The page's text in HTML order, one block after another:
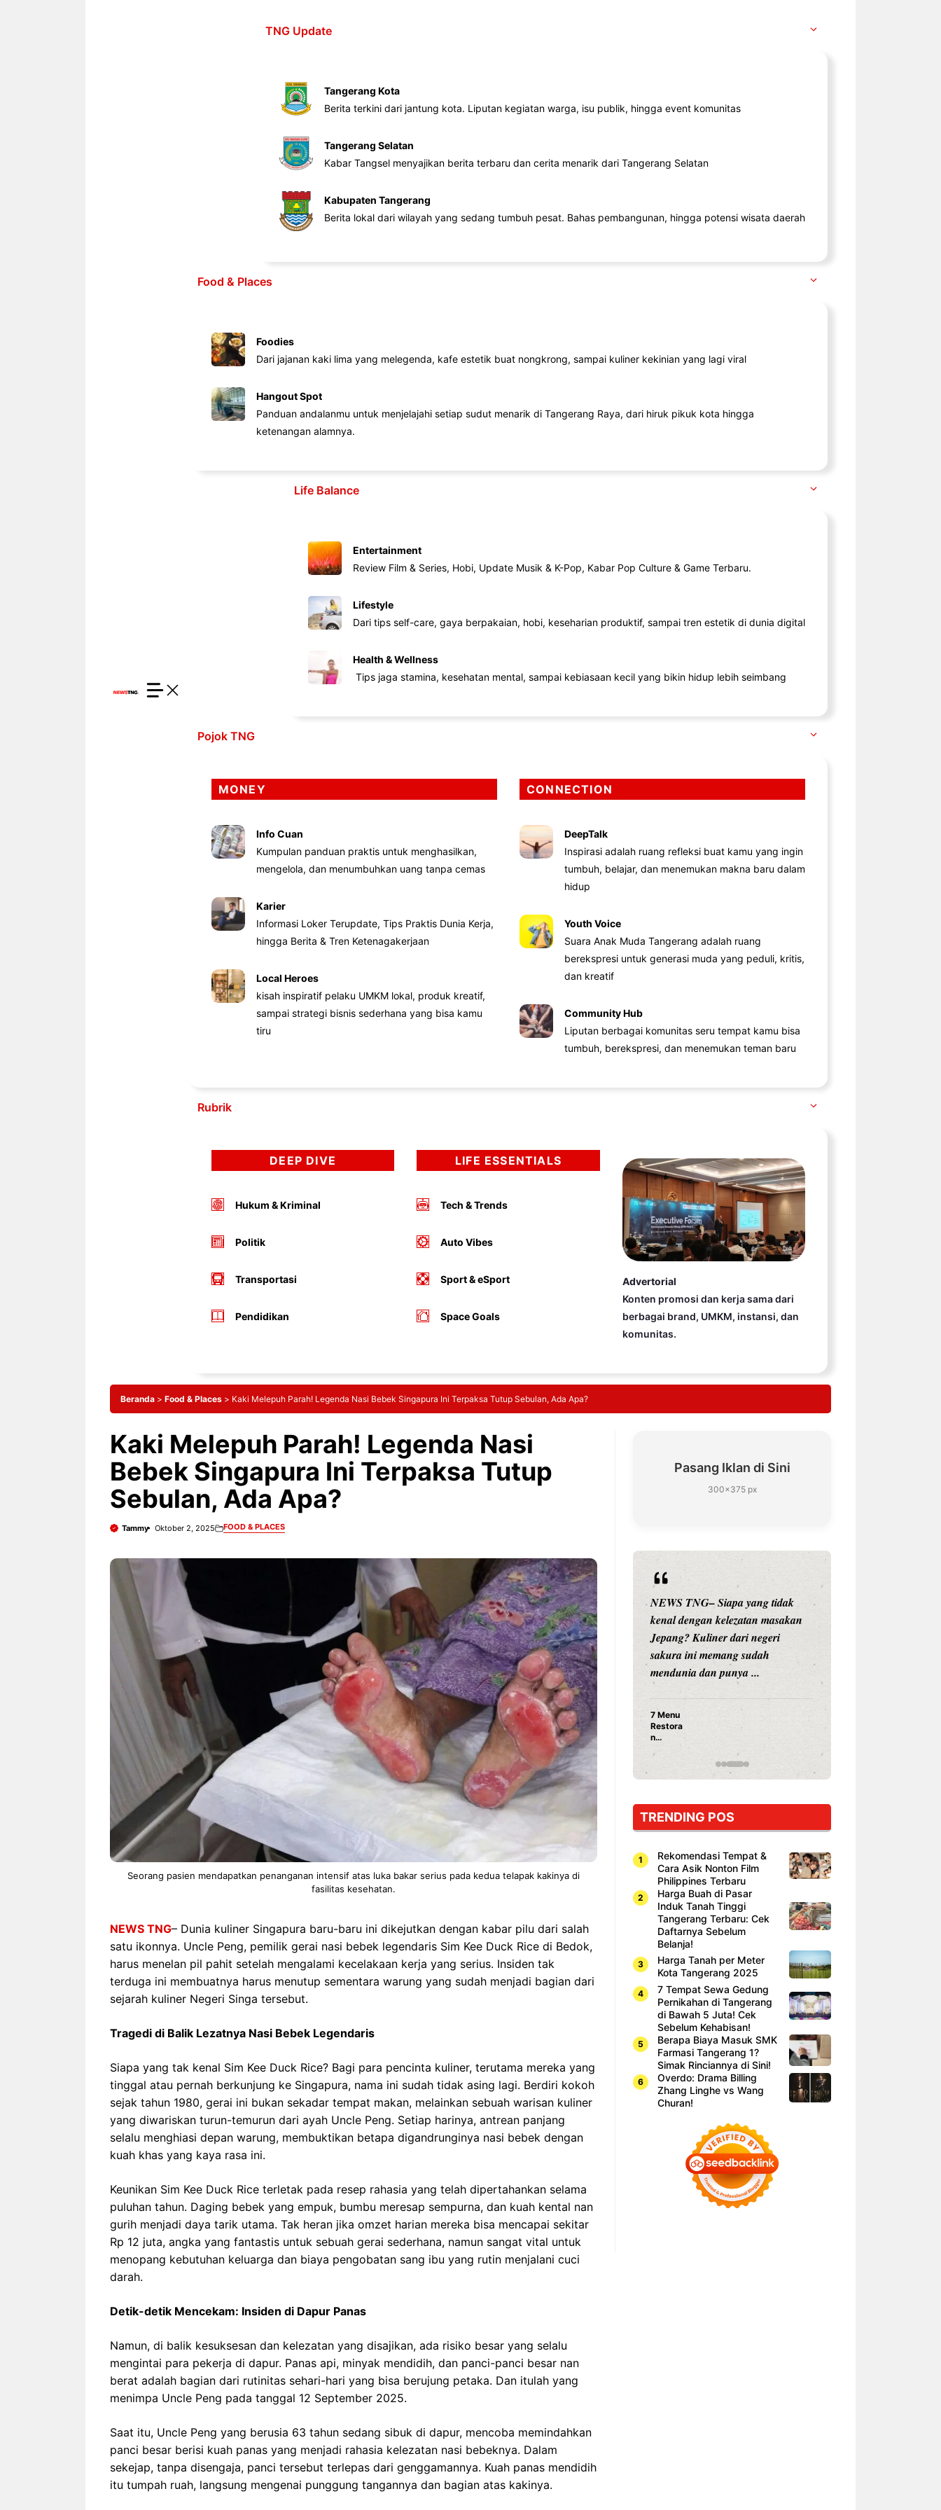
TNG Update
Tangerang Kota
Berita terkini dari jantung kota. Liputan kegiatan warga, isu publik, hingga event komunitas
Tangerang Selatan
Kabar Tangsel menyajikan berita terbaru dan cerita menarik dari Tangerang Selatan
Kabupaten Tangerang
Berita lokal dari wilayah yang sedang tumbuh pesat. Bahas pembangunan, hingga potensi wisata daerah
Food & Places
Foodies
Dari jajanan kaki lima yang melegenda, kafe estetik buat nongkrong, sampai kuliner kekinian yang lagi viral
Hangout Spot
Panduan andalanmu untuk menjelajahi setiap sudut menarik di Tangerang Raya, dari hiruk pikuk kota hingga
ketenangan alamnya.
Life Balance
Entertainment
Review Film & Series, Hobi, Update Musik & K-Pop, Kabar Pop Culture & Game Terbaru.
Lifestyle
Dari tips self-care, gaya berpakaian, hobi, keseharian produktif, sampai tren estetik di dunia digital
Health & Wellness
Tips jaga stamina, kesehatan mental, sampai kebiasaan kecil yang bikin hidup lebih seimbang
Pojok TNG
MONEY
Info Cuan
Kumpulan panduan praktis untuk menghasilkan,
mengelola, dan menumbuhkan uang tanpa cemas
Karier
Informasi Loker Terupdate, Tips Praktis Dunia Kerja,
hingga Berita & Tren Ketenagakerjaan
Local Heroes
kisah inspiratif pelaku UMKM lokal, produk kreatif,
sampai strategi bisnis sederhana yang bisa kamu
tiru
CONNECTION
DeepTalk
Inspirasi adalah ruang refleksi buat kamu yang ingin
tumbuh, belajar, dan menemukan makna baru dalam
hidup
Youth Voice
Suara Anak Muda Tangerang adalah ruang
berekspresi untuk generasi muda yang peduli, kritis,
dan kreatif
Community Hub
Liputan berbagai komunitas seru tempat kamu bisa
tumbuh, berekspresi, dan menemukan teman baru
Rubrik
DEEP DIVE
Hukum & Kriminal
Politik
Transportasi
Pendidikan
LIFE ESSENTIALS
Tech & Trends
Auto Vibes
Sport & eSport
Space Goals
Advertorial
Konten promosi dan kerja sama dari
berbagai brand, UMKM, instansi, dan
komunitas.
Beranda > Food & Places > Kaki Melepuh Parah! Legenda Nasi Bebek Singapura Ini Terpaksa Tutup Sebulan, Ada Apa?
Kaki Melepuh Parah! Legenda Nasi
Bebek Singapura Ini Terpaksa Tutup
Sebulan, Ada Apa?
Tammy Oktober 2, 2025 FOOD & PLACES
Seorang pasien mendapatkan penanganan intensif atas luka bakar serius pada kedua telapak kakinya di
fasilitas kesehatan.
NEWS TNG– Dunia kuliner Singapura baru-baru ini dikejutkan dengan kabar pilu dari salah
satu ikonnya. Uncle Peng, pemilik gerai nasi bebek legendaris Sim Kee Duck Rice di Bedok,
harus menelan pil pahit setelah mengalami kecelakaan kerja yang serius. Insiden tak
terduga ini membuatnya harus menutup sementara warung yang sudah menjadi bagian dari
sejarah kuliner Negeri Singa tersebut.
Tragedi di Balik Lezatnya Nasi Bebek Legendaris
Siapa yang tak kenal Sim Kee Duck Rice? Bagi para pencinta kuliner, terutama mereka yang
tinggal atau pernah berkunjung ke Singapura, nama ini sudah tidak asing lagi. Berdiri kokoh
sejak tahun 1980, gerai ini bukan sekadar tempat makan, melainkan sebuah warisan kuliner
yang diwariskan turun-temurun dari ayah Uncle Peng. Setiap harinya, antrean panjang
selalu menghiasi depan warung, membuktikan betapa digandrunginya nasi bebek dengan
kuah khas yang kaya rasa ini.
Keunikan Sim Kee Duck Rice terletak pada resep rahasia yang telah dipertahankan selama
puluhan tahun. Daging bebek yang empuk, bumbu meresap sempurna, dan kuah kental nan
gurih menjadi daya tarik utama. Tak heran jika omzet harian mereka bisa mencapai sekitar
Rp 12 juta, angka yang fantastis untuk sebuah gerai sederhana, namun sangat vital untuk
menopang kebutuhan keluarga dan biaya pengobatan sang ibu yang rutin menjalani cuci
darah.
Detik-detik Mencekam: Insiden di Dapur Panas
Namun, di balik kesuksesan dan kelezatan yang disajikan, ada risiko besar yang selalu
mengintai para pekerja di dapur. Panas api, minyak mendidih, dan panci-panci besar nan
berat adalah bagian dari rutinitas sehari-hari yang bisa berujung petaka. Dan itulah yang
menimpa Uncle Peng pada tanggal 12 September 2025.
Saat itu, Uncle Peng yang berusia 63 tahun sedang sibuk di dapur, mencoba memindahkan
panci besar berisi kuah panas yang menjadi rahasia kelezatan nasi bebeknya. Dalam
sekejap, tanpa disengaja, panci tersebut terlepas dari genggamannya. Kuah panas mendidih
itu tumpah ruah, langsung mengenai punggung tangannya dan bagian atas kakinya.
Pasang Iklan di Sini
300×375 px
NEWS TNG– Siapa sangka, dua
nama besar di dunia hiburan,
Nunung Srimulat dan Vicky
Prasetyo, kini merambah dunia
Nunung Srimulat & Vicky
Prasetyo Buka Restoran
15 Ribu, Resep Rahasia
NEWS TNG– Bandung –
Menyambut pergantian tahun
2026, restoran all you can eat
Kakkoii All You Can Eat Bandung
Sambut 2026, Kakkoii
Bandung Hadirkan Pesta All
You Can Eat Mulai Rp
145.000
NEWS TNG– Pernah gak sih
kamu mulai ngerjain sesuatu cuma
buat iseng-iseng, eh ternyata malah
jadi peluang bisnis yang
menguntungkan? ...
Dari Iseng Jadi Cuan: Kisah
TUM_ATUL yang Ubah
Hampers Jadi Bisnis Kece
NEWS TNG– Siapa yang tidak
kenal dengan kelezatan masakan
Jepang? Kuliner dari negeri
sakura ini memang sudah
mendunia dan punya ...
7 Menu
Restora
n
yang
Dicoba,
Cuma
Sushi!
TRENDING POS
Rekomendasi Tempat &
Cara Asik Nonton Film
Philippines Terbaru
Harga Buah di Pasar
Induk Tanah Tinggi
Tangerang Terbaru: Cek
Daftarnya Sebelum
Belanja!
Harga Tanah per Meter
Kota Tangerang 2025
7 Tempat Sewa Gedung
Pernikahan di Tangerang
di Bawah 5 Juta! Cek
Sebelum Kehabisan!
Berapa Biaya Masuk SMK
Farmasi Tangerang 1?
Simak Rinciannya di Sini!
Overdo: Drama Billing
Zhang Linghe vs Wang
Churan!